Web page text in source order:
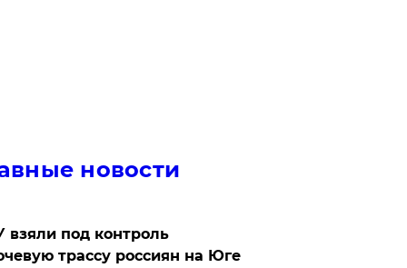
новости
взяли под контроль
трассу россиян на Юге